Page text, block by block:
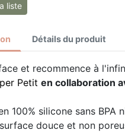
liste
Détails du produit
et recommence à
Petit en collaboration
100% silicone sans BPA
douce et non